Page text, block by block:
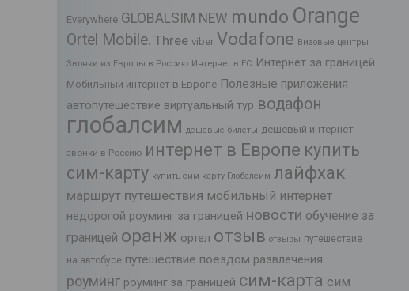
Everywhere GLOBALSIM NEW mundo Orange
Ortel Mobile. Three viber Vodafone Визовые центры
Звонки из Европы в Россию Интернет в ЕС Интернет за границей
Мобильный интернет в Европе Полезные приложения
автопутешествие виртуальный тур водафон
глобалсим дешевые билеты дешевый интернет
звонки в Россию интернет в Европе купить
сим-карту купить сим-карту Глобалсим лайфхак
маршрут путешествия мобильный интернет
недорогой роуминг за границей новости обучение за
границей оранж ортел отзыв отзывы путешествие
на автобусе путешествие поездом развлечения
роуминг роуминг за границей сим-карта сим